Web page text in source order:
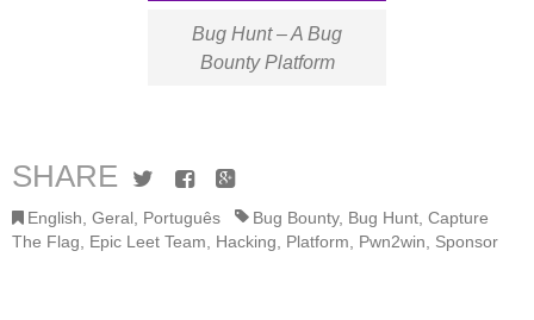
Bug Hunt – A Bug
Bounty Platform
SHARE TwitterFacebook
Google+
English Geral Português Bug Bounty, Bug Hunt Capture
The Flag
Epic Leet Team Hacking Platform Pwn2win Sponsor